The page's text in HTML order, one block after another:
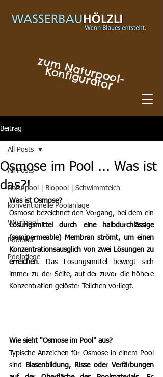
z
u
m
N
a
tu
r
p
o
o
l-
K
o
n
fig
u
r
a
to
r
Beitrag
All Posts
Naturpool | Biopool | Schwimmteich
konventionelle Poolanlage
Whirlpool
Poolbau
Poolpflege
All Posts
Osmose im Pool ... Was ist
das?!
Was ist Osmose?
Lösungsmittel durch eine halbdurchlässige
(semipermeable) Membran strömt, um einen
Konzentrationsausglich von zwei Lösungen zu
erreichen. Das Lösungsmittel bewegt sich
immer zu der Seite, auf der zuvor die höhere
Konzentration gelöster Teilchen vorliegt.
Wie sieht "Osmose im Pool" aus?
Typische Anzeichen für Osmose in einem Pool
sind
Blasenbildung, Risse oder Verfärbungen